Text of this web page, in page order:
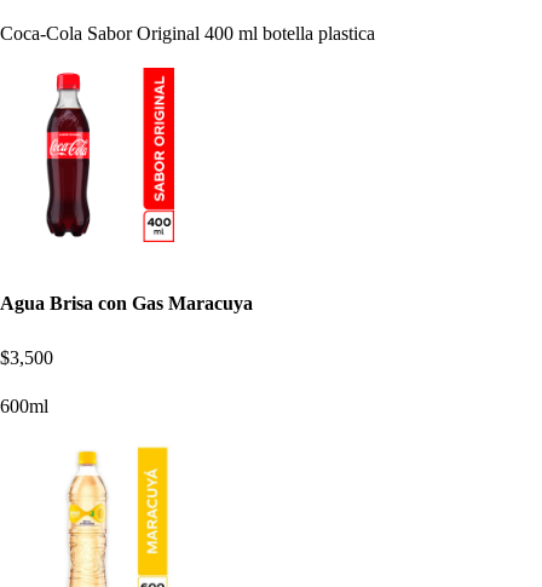
Coca-Cola Sabor Original 400 ml botella plastica
Agua Brisa con Gas Maracuya
$3,500
600ml